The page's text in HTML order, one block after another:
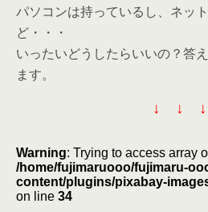
パソコンは持っているし、ネッ
ど・・・
いったいどうしたらいいの？答
ます。
↓ ↓ ↓